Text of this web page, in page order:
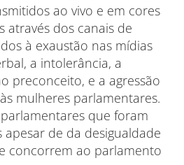
ao vivo e em cores
através dos canais de
à exaustão nas mídias
a intolerância, a
preconceito, e a agressão
mulheres parlamentares.
que foram
de da desigualdade
concorrem ao parlamento